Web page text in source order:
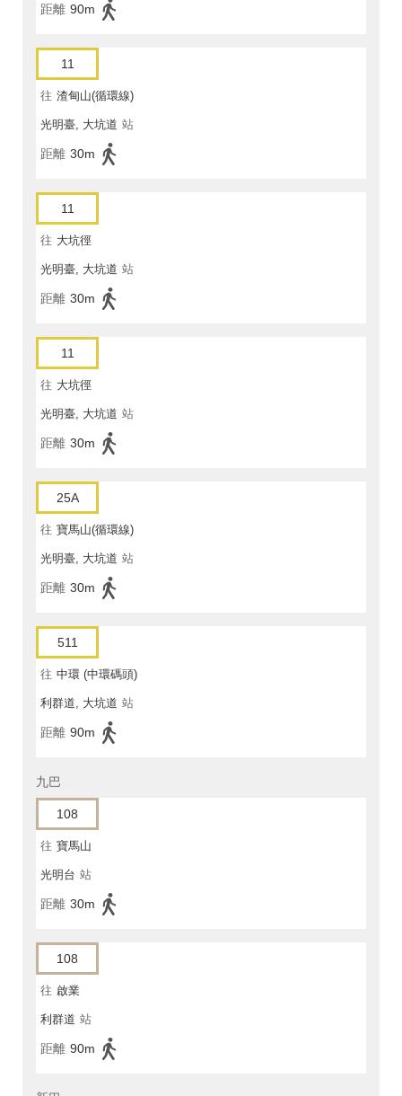
距離 90m
11
往 渣甸山(循環線)
光明臺, 大坑道 站
距離 30m
11
往 大坑徑
光明臺, 大坑道 站
距離 30m
11
往 大坑徑
光明臺, 大坑道 站
距離 30m
25A
往 寶馬山(循環線)
光明臺, 大坑道 站
距離 30m
511
往 中環 (中環碼頭)
利群道, 大坑道 站
距離 90m
九巴
108
往 寶馬山
光明台 站
距離 30m
108
往 啟業
利群道 站
距離 90m